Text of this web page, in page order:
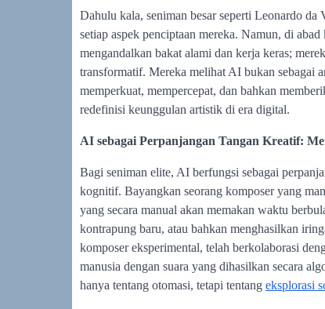
Dahulu kala, seniman besar seperti Leonardo
setiap aspek penciptaan mereka. Namun, di
mengandalkan bakat alami dan kerja keras;
transformatif. Mereka melihat AI bukan sebagai
memperkuat, mempercepat, dan bahkan
redefinisi keunggulan artistik di era digital.
AI sebagai Perpanjangan Tangan Kreatif:
Bagi seniman elite, AI berfungsi sebagai
kognitif. Bayangkan seorang komposer yang
yang secara manual akan memakan waktu
kontrapung baru, atau bahkan menghasilkan
komposer eksperimental, telah berkolaborasi
manusia dengan suara yang dihasilkan secara
hanya tentang otomasi, tetapi tentang eksplorasi